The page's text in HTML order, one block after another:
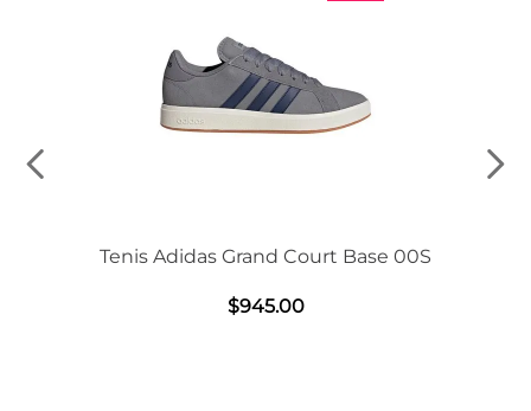
Tenis Adidas Grand Court Base 00S
$945.00